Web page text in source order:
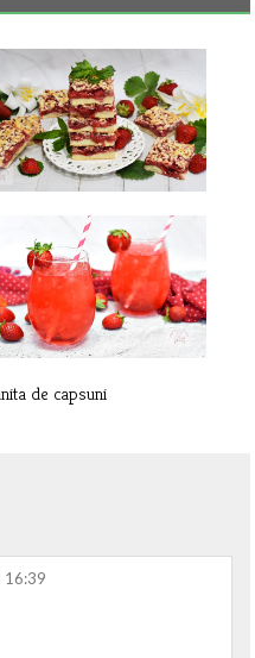
cu capsuni si aluat ras
de capsuni
16:39